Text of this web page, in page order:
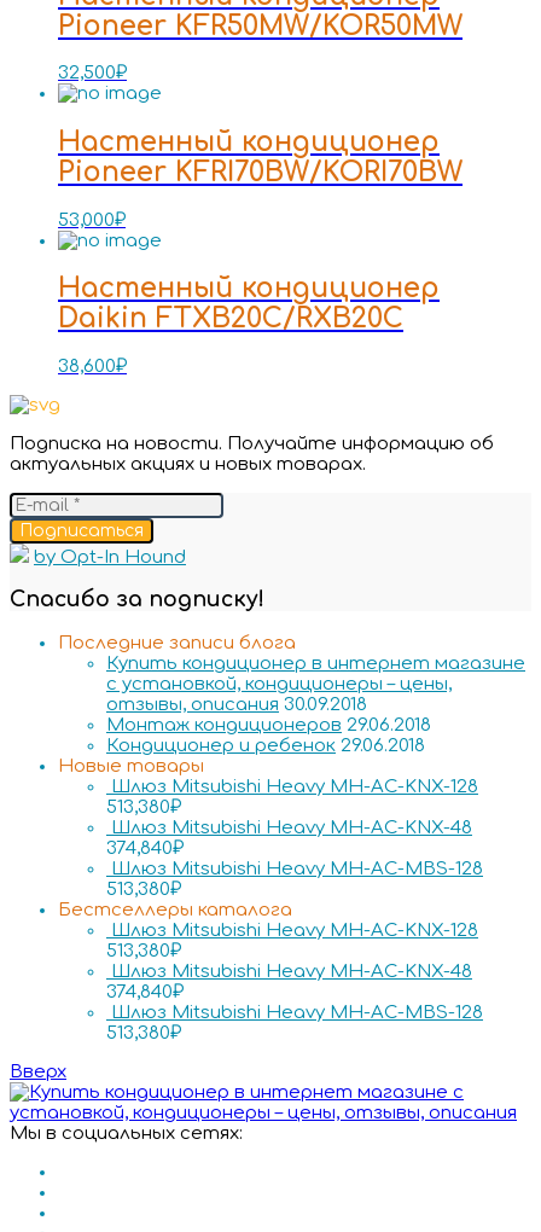
Pioneer KFR50MW/KOR50MW
32,500₽
Настенный кондиционер
Pioneer KFRI70BW/KORI70BW
53,000₽
Настенный кондиционер
Daikin FTXB20C/RXB20C
38,600₽
Подписка на новости. Получайте информацию об
актуальных акциях и новых товарах.
Подписаться
by Opt-In Hound
Спасибо за подписку!
Последние записи блога
Купить кондиционер в интернет магазине
с установкой, кондиционеры – цены,
отзывы, описания 30.09.2018
Монтаж кондиционеров 29.06.2018
Кондиционер и ребенок 29.06.2018
Новые товары
Шлюз Mitsubishi Heavy MH-AC-KNX-128
513,380₽
Шлюз Mitsubishi Heavy MH-AC-KNX-48
374,840₽
Шлюз Mitsubishi Heavy MH-AC-MBS-128
513,380₽
Бестселлеры каталога
Шлюз Mitsubishi Heavy MH-AC-KNX-128
513,380₽
Шлюз Mitsubishi Heavy MH-AC-KNX-48
374,840₽
Шлюз Mitsubishi Heavy MH-AC-MBS-128
513,380₽
Вверх
Мы в социальных сетях: